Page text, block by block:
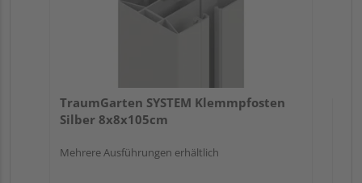
TraumGarten SYSTEM Klemmpfosten
Silber 8x8x105cm
Mehrere Ausführungen erhältlich